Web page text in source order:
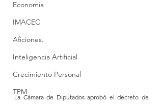
Economia
IMACEC
Aficiones.
Inteligencia Artificial
Crecimiento Personal
TPM
La Cámara de Diputados aprobó el decreto de